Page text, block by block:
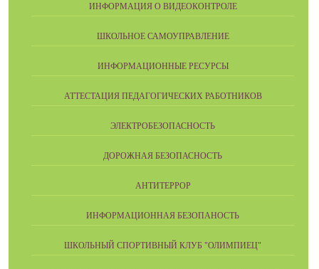
ИНФОРМАЦИЯ О ВИДЕОКОНТРОЛЕ
ШКОЛЬНОЕ САМОУПРАВЛЕНИЕ
ИНФОРМАЦИОННЫЕ РЕСУРСЫ
АТТЕСТАЦИЯ ПЕДАГОГИЧЕСКИХ РАБОТНИКОВ
ЭЛЕКТРОБЕЗОПАСНОСТЬ
ДОРОЖНАЯ БЕЗОПАСНОСТЬ
АНТИТЕРРОР
ИНФОРМАЦИОННАЯ БЕЗОПАНОСТЬ
ШКОЛЬНЫЙ СПОРТИВНЫЙ КЛУБ "ОЛИМПИЕЦ"